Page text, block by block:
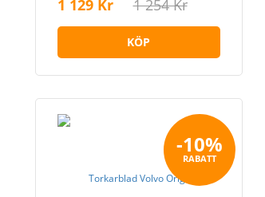
1 129 Kr 1 254 Kr
KÖP
-10%
RABATT